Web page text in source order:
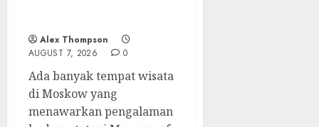
Alex Thompson
AUGUST 7, 2026
0
Ada banyak tempat wisata
di Moskow yang
menawarkan pengalaman